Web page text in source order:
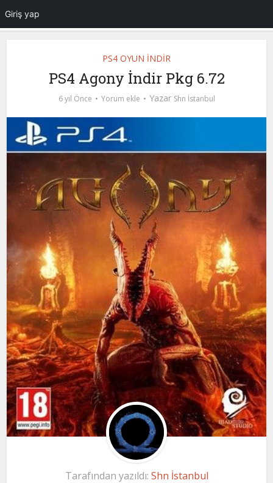
PS4 OYUN İNDİR
PS4 Agony İndir Pkg 6.72
6 yıl Önce Yorum ekle Yazar Shn İstanbul
Tarafından yazıldı: Shn İstanbul
Giriş yap